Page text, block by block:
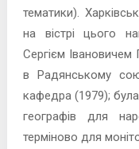
тематики).
на вістрі цього
Сергієм
в Радянському
кафедра (1979);
географів для
терміново для